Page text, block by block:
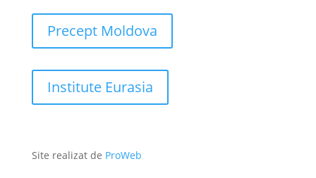
Precept Moldova
Institute Eurasia
Site realizat de ProWeb